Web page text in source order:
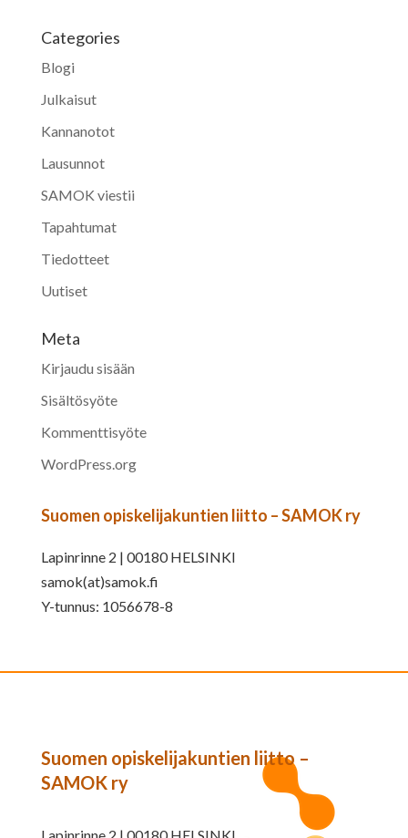
Categories
Blogi
Julkaisut
Kannanotot
Lausunnot
SAMOK viestii
Tapahtumat
Tiedotteet
Uutiset
Meta
Kirjaudu sisään
Sisältösyöte
Kommenttisyöte
WordPress.org
Suomen opiskelijakuntien liitto – SAMOK ry
Lapinrinne 2 | 00180 HELSINKI
samok(at)samok.fi
Y-tunnus: 1056678-8
Suomen opiskelijakuntien liitto –
SAMOK ry